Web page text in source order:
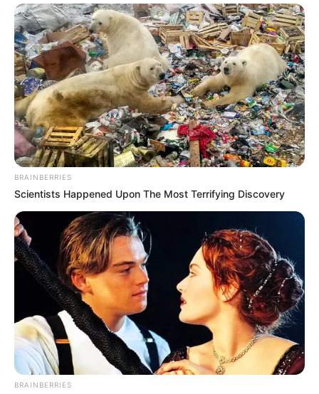
Surgeons: This Simple Method Ends Joint Pain &
Arthritis! Try It!
FORGE BODY
If You Owe $20,000 Across 4 Credit Cards, Stop
Sending 4 Separate Checks
JG WENTWORTH
BRAINBERRIES
Scientists Happened Upon The Most Terrifying Discovery
BRAINBERRIES